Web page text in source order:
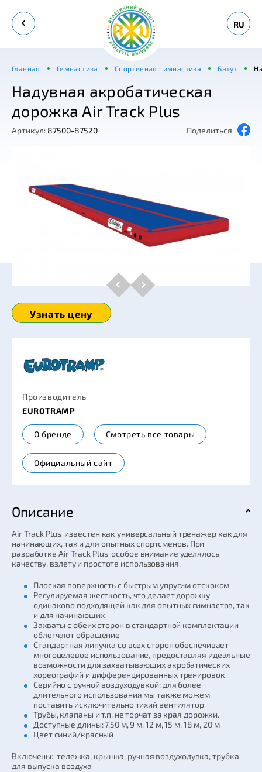
RU
Главная Гимнастика Спортивная гимнастика Батут
Артикул: 87500-87520 Поделиться
Надувная акробатическая
дорожка Air Track Plus
Узнать цену
Производитель
EUROTRAMP
О бренде Смотреть все товары
Официальный сайт
Описание
Air Track Plus известен как универсальный тренажер как для
начинающих, так и для опытных спортсменов. При
разработке Air Track Plus особое внимание уделялось
качеству, взлету и простоте использования.
Плоская поверхность с быстрым упругим отскоком
Регулируемая жесткость, что делает дорожку
одинаково подходящей как для опытных гимнастов, так
и для начинающих.
Захваты с обеих сторон в стандартной комплектации
облегчают обращение
Стандартная липучка со всех сторон обеспечивает
многоцелевое использование, предоставляя идеальные
возможности для захватывающих акробатических
хореографий и дифференцированных тренировок.
Серийно с ручной воздуходувкой; для более
длительного использования мы также можем
поставить исключительно тихий вентилятор
Трубы, клапаны и т.п. не торчат за края дорожки.
Доступные длины: 7,50 м, 9 м, 12 м, 15 м, 18 м, 20 м
Цвет синий/красный
Включены: тележка, крышка, ручная воздуходувка, трубка
для выпуска воздуха